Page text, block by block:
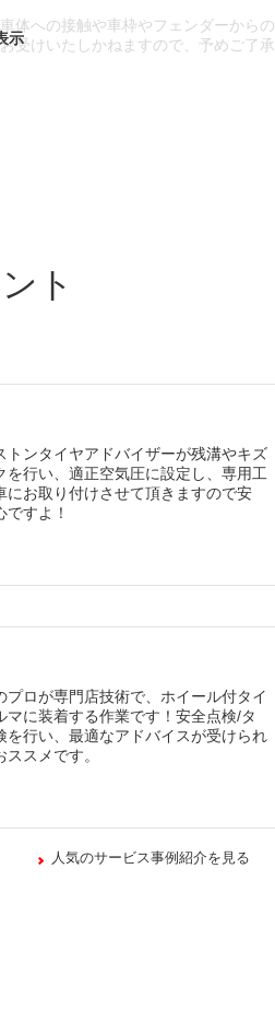
体への接触や車枠やフェンダーからの
受けいたしかねますので、予めご了承
ト
トンタイヤアドバイザーが残溝やキズ
を行い、適正空気圧に設定し、専用工
にお取り付けさせて頂きますので安
ですよ！
プロが専門店技術で、ホイール付タイ
マに装着する作業です！安全点検/タ
を行い、最適なアドバイスが受けられ
ススメです。
人気のサービス事例紹介を見る